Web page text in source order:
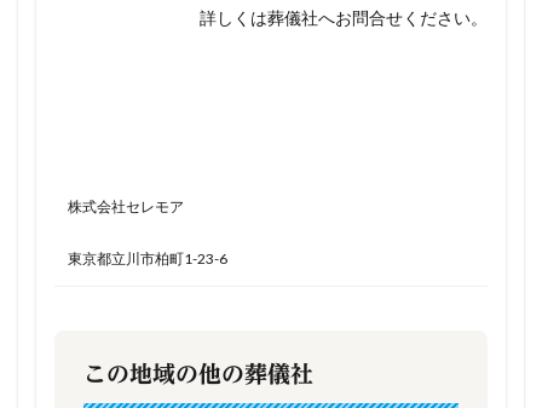
詳しくは葬儀社へお問合せください。
株式会社セレモア
東京都立川市柏町1-23-6
この地域の他の葬儀社